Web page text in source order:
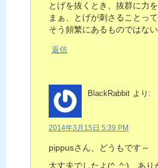
とげを抜くとき、抜群に力
まぁ、とげが刺さることって
そう頻繁にあるものではな
返信
BlackRabbit より:
2014年3月15日 5:39 PM
pippusさん、どうもです～
大丈夫でしたよ(^_^;) あり